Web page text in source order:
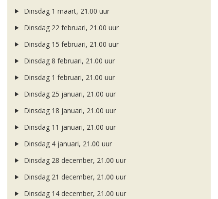
Dinsdag 1 maart, 21.00 uur
Dinsdag 22 februari, 21.00 uur
Dinsdag 15 februari, 21.00 uur
Dinsdag 8 februari, 21.00 uur
Dinsdag 1 februari, 21.00 uur
Dinsdag 25 januari, 21.00 uur
Dinsdag 18 januari, 21.00 uur
Dinsdag 11 januari, 21.00 uur
Dinsdag 4 januari, 21.00 uur
Dinsdag 28 december, 21.00 uur
Dinsdag 21 december, 21.00 uur
Dinsdag 14 december, 21.00 uur